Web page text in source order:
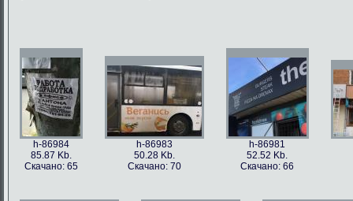
h-86984
85.87 Kb.
Скачано: 65
h-86983
50.28 Kb.
Скачано: 70
h-86981
52.52 Kb.
Скачано: 66